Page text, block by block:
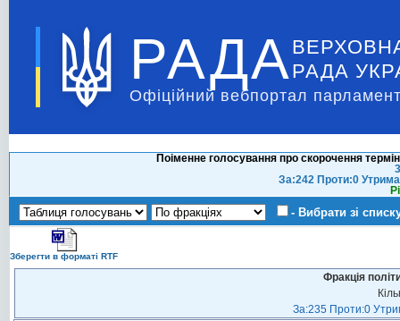
РАДА РАДА
Офіційний вебпортал
Поіменне голосування про скорочення
За:242 Проти:0
- Вибрати зі
Зберегти в форматі RTF
Фракція
За:235 Проти:0